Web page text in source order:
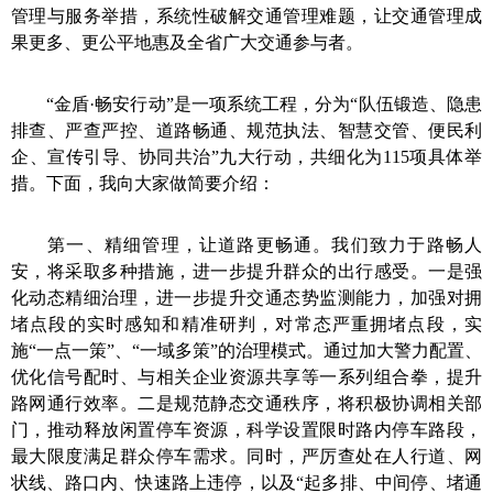
管理与服务举措，系统性破解交通管理难题，让交通管理成
果更多、更公平地惠及全省广大交通参与者。
“金盾·畅安行动”是一项系统工程，分为“队伍锻造、隐患
排查、严查严控、道路畅通、规范执法、智慧交管、便民利
企、宣传引导、协同共治”九大行动，共细化为115项具体举
措。下面， 我向大家做简要介绍：
第一、精细管理，让道路更畅通。我们致力于路畅人
安，将采取多种措施，进一步提升群众的出行感受。一是强
化动态精细治理， 进一步提升交通态势监测能力，加强对拥
堵点段的实时感知和精准研判，对常态严重拥堵点段，实
施“一点一策”、“一域多策”的治理模式。通过加大警力配置、
优化信号配时、与相关企业资源共享等一系列组合拳，提升
路网通行效率。 二是规范静态交通秩序， 将积极协调相关部
门，推动释放闲置停车资源，科学设置限时路内停车路段，
最大限度满足群众停车需求。同时，严厉查处在人行道、网
状线、路口内、快速路上违停，以及“起多排、中间停、堵通